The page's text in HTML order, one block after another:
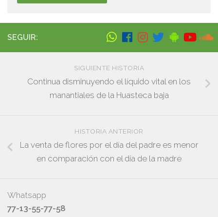
SEGUIR:
SIGUIENTE HISTORIA
Continua disminuyendo el líquido vital en los
manantiales de la Huasteca baja
HISTORIA ANTERIOR
La venta de flores por el día del padre es menor
en comparación con el día de la madre
Whatsapp
77-13-55-77-58